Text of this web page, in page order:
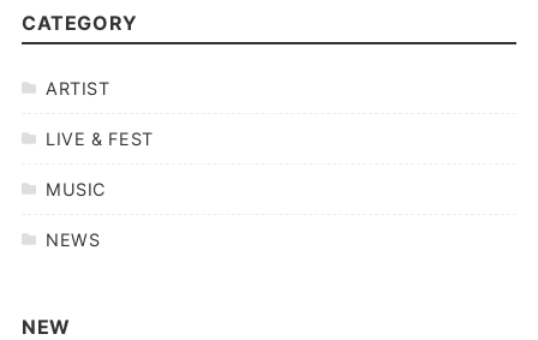
CATEGORY
ARTIST
LIVE & FEST
MUSIC
NEWS
NEW